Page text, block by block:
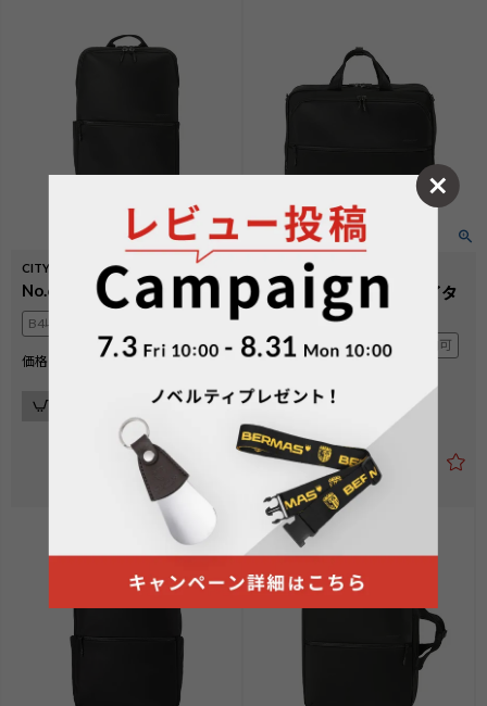
CITYSCAPE
No.60691：デイパックL
B4収納可
価格 24,200 税込
CITYSCAPE
No.60693：オーバーナイタ
ーブリーフ40cm EX3cm
B4収納可 フロントにA4収納可
カートに入れる